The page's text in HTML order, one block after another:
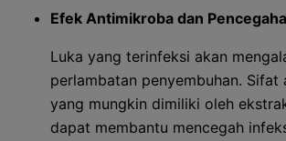
Efek Antimikroba dan
Luka yang terinfeksi akan
perlambatan penyembuhan. Sifat
yang mungkin dimiliki oleh
dapat membantu mencegah